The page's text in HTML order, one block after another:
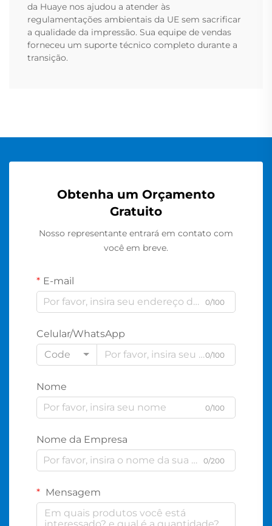
da Huaye nos ajudou a atender às
regulamentações ambientais da UE sem sacrificar
a qualidade da impressão. Sua equipe de vendas
forneceu um suporte técnico completo durante a
transição.
Obtenha um Orçamento
Gratuito
Nosso representante entrará em contato com
você em breve.
E-mail
0/100
Celular/WhatsApp
Code
0/100
Nome
0/100
Nome da Empresa
0/200
Mensagem